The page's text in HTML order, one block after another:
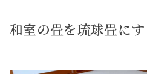
和室の畳を琉球畳に